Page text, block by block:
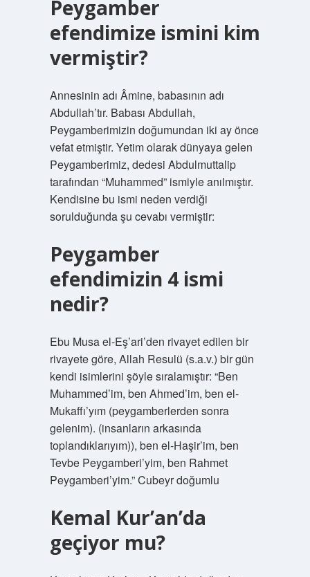
Peygamber
efendimize ismini kim
vermiştir?
Annesinin adı Âmine, babasının adı
Abdullah’tır. Babası Abdullah,
Peygamberimizin doğumundan iki ay önce
vefat etmiştir. Yetim olarak dünyaya gelen
Peygamberimiz, dedesi Abdulmuttalip
tarafından “Muhammed” ismiyle anılmıştır.
Kendisine bu ismi neden verdiği
sorulduğunda şu cevabı vermiştir:
Peygamber
efendimizin 4 ismi
nedir?
Ebu Musa el-Eş’ari’den rivayet edilen bir
rivayete göre, Allah Resulü (s.a.v.) bir gün
kendi isimlerini şöyle sıralamıştır: “Ben
Muhammed’im, ben Ahmed’im, ben el-
Mukaffı’yım (peygamberlerden sonra
gelenim). (insanların arkasında
toplandıklarıyım)), ben el-Haşir’im, ben
Tevbe Peygamberi’yim, ben Rahmet
Peygamberi’yim.” Cubeyr doğumlu
Kemal Kur’an’da
geçiyor mu?